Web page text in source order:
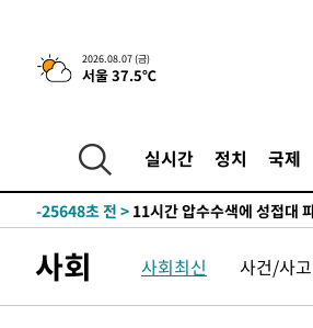
2026.08.07 (금)
서울 37.5℃
실시간 정치 국제
-29825초 전 >[속보]원·달러 환율, 7.7원
-29714초 전 > [속보] 노원서 40.1도 관측…
-25677초 전 >
외신들도 주목한 韓축구
-25648초 전 >
-24670초 전 > [속보]규제합리화위원회 부
-16353초 전 >
[속보] 7월 중국 수출
-13513초 전 >[속보]'채상병 순직 책임' 임
사회 사회최신 사건/사고